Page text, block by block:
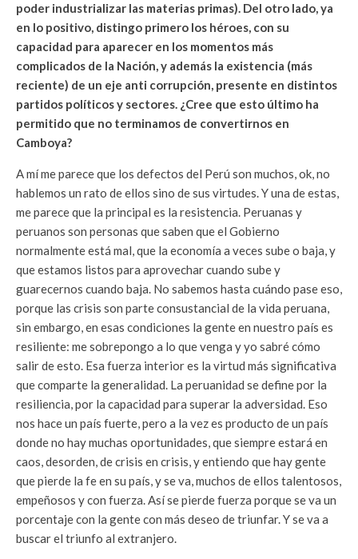
poder industrializar las materias primas). Del otro lado, ya
en lo positivo, distingo primero los héroes, con su
capacidad para aparecer en los momentos más
complicados de la Nación, y además la existencia (más
reciente) de un eje anti corrupción, presente en distintos
partidos políticos y sectores. ¿Cree que esto último ha
permitido que no terminamos de convertirnos en
Camboya?
A mí me parece que los defectos del Perú son muchos, ok, no
hablemos un rato de ellos sino de sus virtudes. Y una de estas,
me parece que la principal es la resistencia. Peruanas y
peruanos son personas que saben que el Gobierno
normalmente está mal, que la economía a veces sube o baja, y
que estamos listos para aprovechar cuando sube y
guarecernos cuando baja. No sabemos hasta cuándo pase eso,
porque las crisis son parte consustancial de la vida peruana,
sin embargo, en esas condiciones la gente en nuestro país es
resiliente: me sobrepongo a lo que venga y yo sabré cómo
salir de esto. Esa fuerza interior es la virtud más significativa
que comparte la generalidad. La peruanidad se define por la
resiliencia, por la capacidad para superar la adversidad. Eso
nos hace un país fuerte, pero a la vez es producto de un país
donde no hay muchas oportunidades, que siempre estará en
caos, desorden, de crisis en crisis, y entiendo que hay gente
que pierde la fe en su país, y se va, muchos de ellos talentosos,
empeñosos y con fuerza. Así se pierde fuerza porque se va un
porcentaje con la gente con más deseo de triunfar. Y se va a
buscar el triunfo al extranjero.